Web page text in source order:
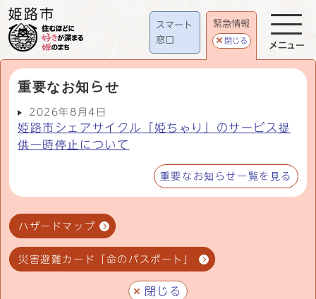
スマート
窓口
緊急情報
閉じる
重要なお知らせ
2026年8月4日
姫路市シェアサイクル「姫ちゃり」のサービス提
供一時停止について
重要なお知らせ一覧を見る
ハザードマップ
災害避難カード「命のパスポート」
閉じる
メニュー